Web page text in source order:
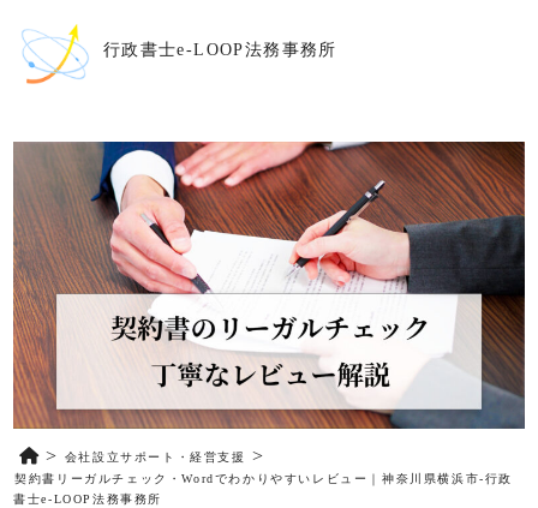
行政書士e-LOOP法務事務所
会社設立サポート・経営支援
契約書リーガルチェック・Wordでわかりやすいレビュー｜神奈川県横浜市-行政
書士e-LOOP法務事務所